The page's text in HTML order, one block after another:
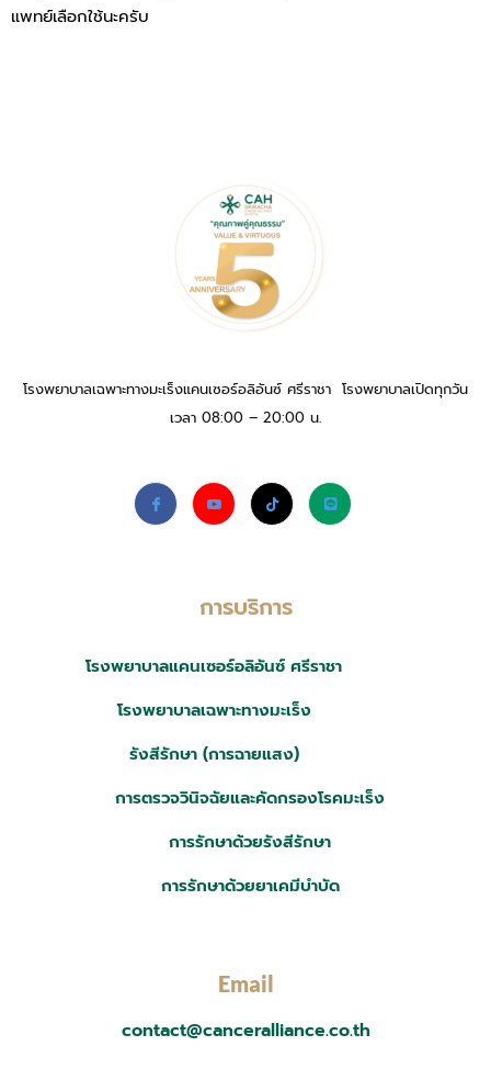
แพทย์เลือกใช้นะครับ
โรงพยาบาลเฉพาะทางมะเร็งแคนเซอร์อลิอันซ์ ศรีราชา โรงพยาบาลเปิดทุกวัน
เวลา 08:00 – 20:00 น.
การบริการ
โรงพยาบาลแคนเซอร์อลิอันซ์ ศรีราชา
โรงพยาบาลเฉพาะทางมะเร็ง
รังสีรักษา (การฉายแสง)
การตรวจวินิจฉัยและคัดกรองโรคมะเร็ง
การรักษาด้วยรังสีรักษา
การรักษาด้วยยาเคมีบำบัด
Email
contact@canceralliance.co.th